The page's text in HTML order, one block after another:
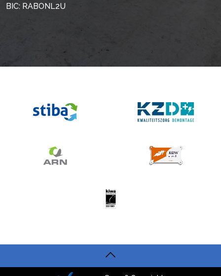
BIC: RABONL2U